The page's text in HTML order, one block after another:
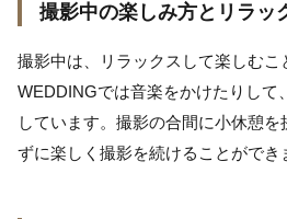
撮影中の楽しみ方とリラッ
撮影中は、リラックスして楽しむこ
WEDDINGでは音楽をかけたりして
しています。撮影の合間に小休憩
ずに楽しく撮影を続けることができ